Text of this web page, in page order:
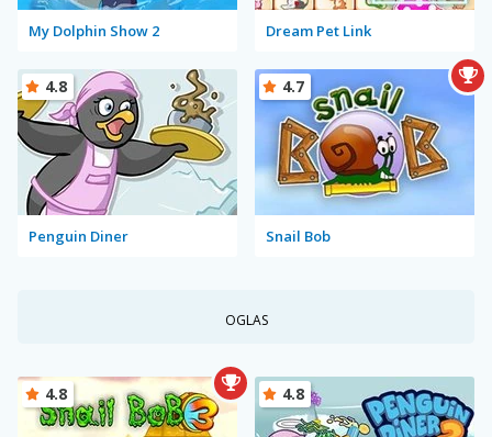
My Dolphin Show 2 Dream Pet Link
Penguin Diner
4.8
Snail Bob
4.7
OGLAS
4.8 4.8